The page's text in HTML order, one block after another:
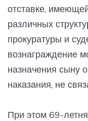
отставке,
различных
прокуратуры и
вознаграждение
назначения сыну
наказания, не
При этом 69-